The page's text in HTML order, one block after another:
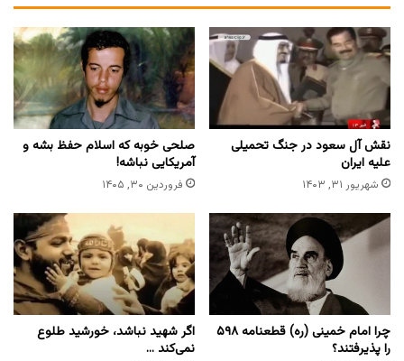
نقش آل سعود در جنگ تحمیلی
علیه ایران
شهریور ۳۱, ۱۴۰۳
صلحی خوبه که اسلام حفظ بشه و
آمریکایی نباشه!
فروردین ۳۰, ۱۴۰۵
چرا امام خمینی (ره) قطعنامه ۵۹۸
را پذیرفتند؟
اگر شهید نباشد، خورشید طلوع
نمی‌کند …